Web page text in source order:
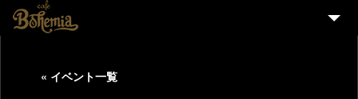
EVENT« イベント一覧